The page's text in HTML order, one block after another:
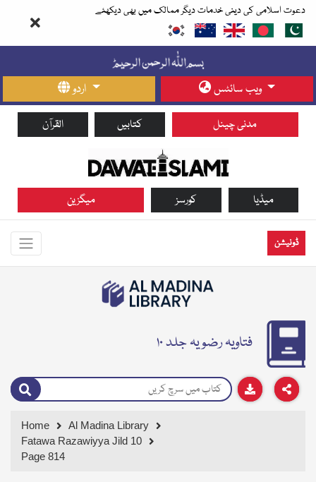
دعوت اسلامی کی دینی خدمات دیگر ممالک میں بھی دیکھئے
اردو ویب سائٹس
القرآن کتابیں مدنی چینل
میگزین کورسز میڈیا
ڈونیشن
فتاویہ رضویہ جلد ۱۰
Home
Al Madina Library
Fatawa Razawiyya Jild 10
Page 814